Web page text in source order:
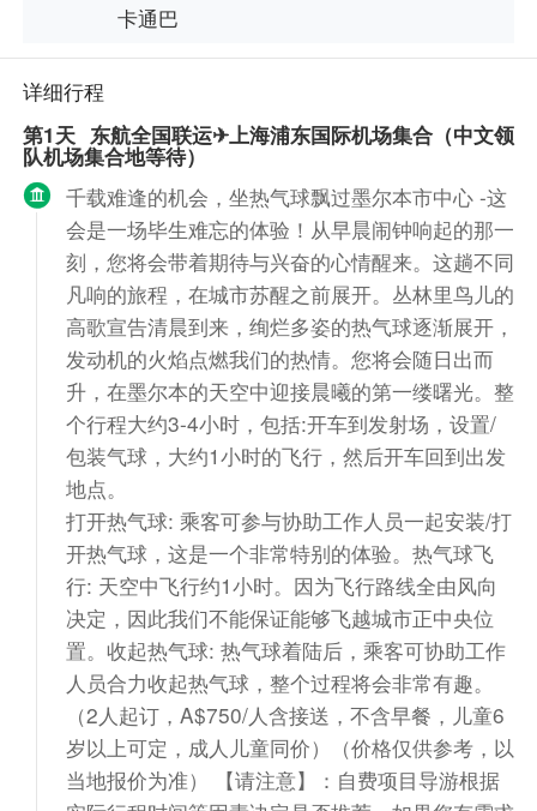
卡通巴
详细行程
第1天 东航全国联运✈上海浦东国际机场集合（中文领
队机场集合地等待）
千载难逢的机会，坐热气球飘过墨尔本市中心 -这
会是一场毕生难忘的体验！从早晨闹钟响起的那一
刻，您将会带着期待与兴奋的心情醒来。这趟不同
凡响的旅程，在城市苏醒之前展开。丛林里鸟儿的
高歌宣告清晨到来，绚烂多姿的热气球逐渐展开，
发动机的火焰点燃我们的热情。您将会随日出而
升，在墨尔本的天空中迎接晨曦的第一缕曙光。整
个行程大约3-4小时，包括:开车到发射场，设置/
包装气球，大约1小时的飞行，然后开车回到出发
地点。
打开热气球: 乘客可参与协助工作人员一起安装/打
开热气球，这是一个非常特别的体验。热气球飞
行: 天空中飞行约1小时。因为飞行路线全由风向
决定，因此我们不能保证能够飞越城市正中央位
置。收起热气球: 热气球着陆后，乘客可协助工作
人员合力收起热气球，整个过程将会非常有趣。
（2人起订，A$750/人含接送，不含早餐，儿童6
岁以上可定，成人儿童同价）（价格仅供参考，以
当地报价为准） 【请注意】：自费项目导游根据